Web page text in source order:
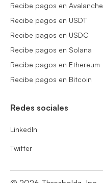
Recibe pagos en Avalanche
Recibe pagos en USDT
Recibe pagos en USDC
Recibe pagos en Solana
Recibe pagos en Ethereum
Recibe pagos en Bitcoin
Redes sociales
LinkedIn
Twitter